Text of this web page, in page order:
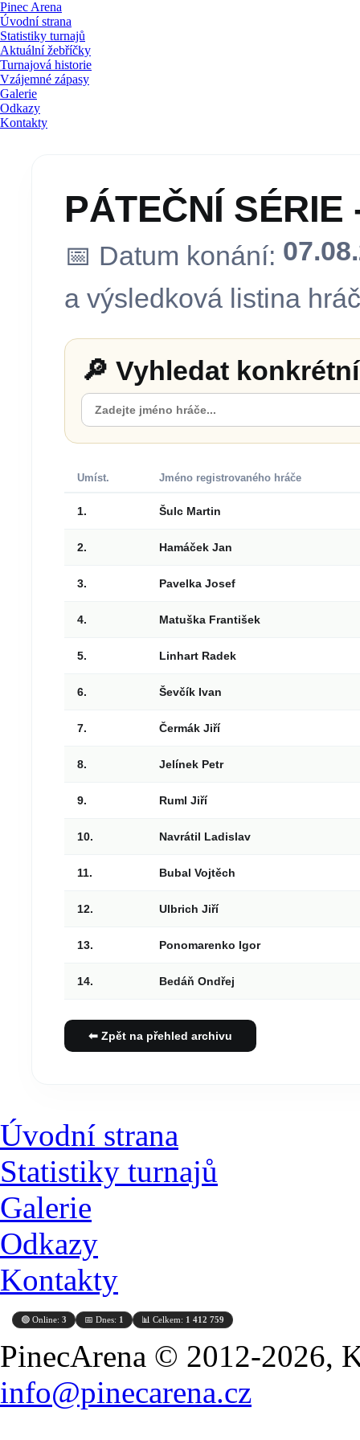
Pinec Arena
Úvodní strana
Statistiky turnajů
Aktuální žebříčky
Turnajová historie
Vzájemné zápasy
Galerie
Odkazy
Kontakty
PÁTEČNÍ
📅 Datum konání:
a výsledková listina
🔎 Vyhledat
Umíst. Jméno registrovaného hráče
1. Šulc Martin
2. Hamáček Jan
3. Pavelka Josef
4. Matuška František
5. Linhart Radek
6. Ševčík Ivan
7. Čermák Jiří
8. Jelínek Petr
9. Ruml Jiří
10. Navrátil Ladislav
11. Bubal Vojtěch
12. Ulbrich Jiří
13. Ponomarenko Igor
14. Bedáň Ondřej
⬅ Zpět na přehled archivu
Úvodní strana
Statistiky turnajů
Galerie
Odkazy
Kontakty
🟢 Online: 3 📅 Dnes: 1 📊 Celkem: 1 412 759
PinecArena © 2012-2026,
info@pinecarena.cz